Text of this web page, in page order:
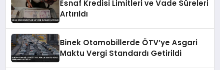
Esnaf Kredisi Limitleri ve Vade Süreleri
Artırıldı
Binek Otomobillerde ÖTV’ye Asgari
Maktu Vergi Standardı Getirildi